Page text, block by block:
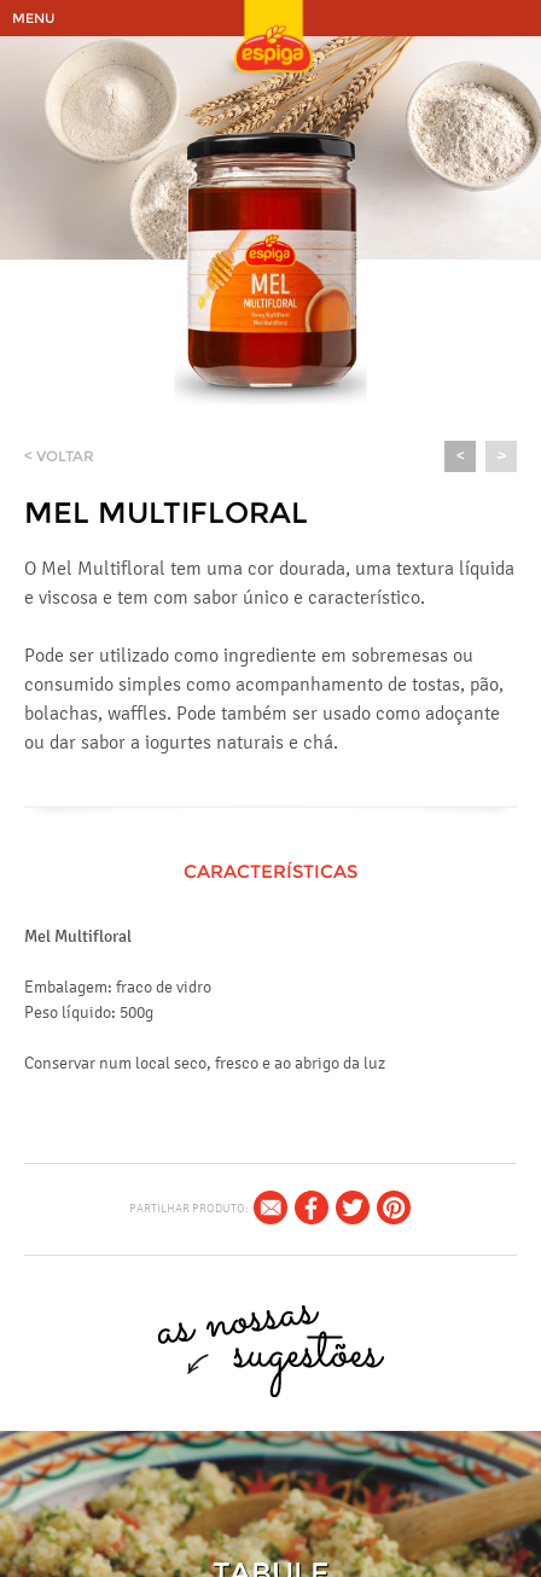
MENU
< VOLTAR < >
MEL MULTIFLORAL
O Mel Multifloral tem uma cor dourada, uma textura líquida
e viscosa e tem com sabor único e característico.
Pode ser utilizado como ingrediente em sobremesas ou
consumido simples como acompanhamento de tostas, pão,
bolachas, waffles. Pode também ser usado como adoçante
ou dar sabor a iogurtes naturais e chá.
CARACTERÍSTICAS
Mel Multifloral
Embalagem: fraco de vidro
Peso líquido: 500g
Conservar num local seco, fresco e ao abrigo da luz
PARTILHAR PRODUTO: